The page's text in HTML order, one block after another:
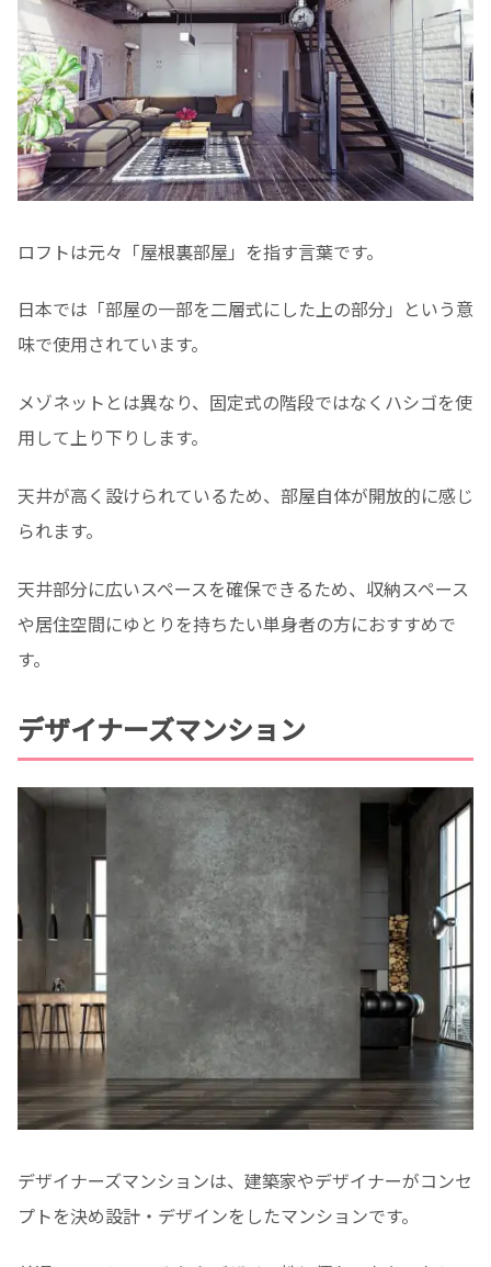
ロフトは元々「屋根裏部屋」を指す言葉です。
日本では「部屋の一部を二層式にした上の部分」という意
味で使用されています。
メゾネットとは異なり、固定式の階段ではなくハシゴを使
用して上り下りします。
天井が高く設けられているため、部屋自体が開放的に感じ
られます。
天井部分に広いスペースを確保できるため、収納スペース
や居住空間にゆとりを持ちたい単身者の方におすすめで
す。
デザイナーズマンション
デザイナーズマンションは、建築家やデザイナーがコンセ
プトを決め設計・デザインをしたマンションです。